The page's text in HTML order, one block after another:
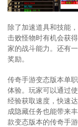
除了加速道具和技能
击败怪物时有机会获
家的战斗能力。还有
奖励。
传奇手游变态版本单
体验。玩家可以通过
经验获取速度，快速
成隐藏任务也能带来
款变态版本的传奇手